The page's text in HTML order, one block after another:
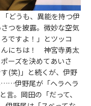
どうも、異能を持つ伊
つを披露。微妙な空気
ですよ！」とツッコ
んにちは！ 神宮寺勇太
ーズを決めてあいさ
(笑)」と続くが、伊野
……伊野尾が「ヘラヘラ
。岡田の「だって、